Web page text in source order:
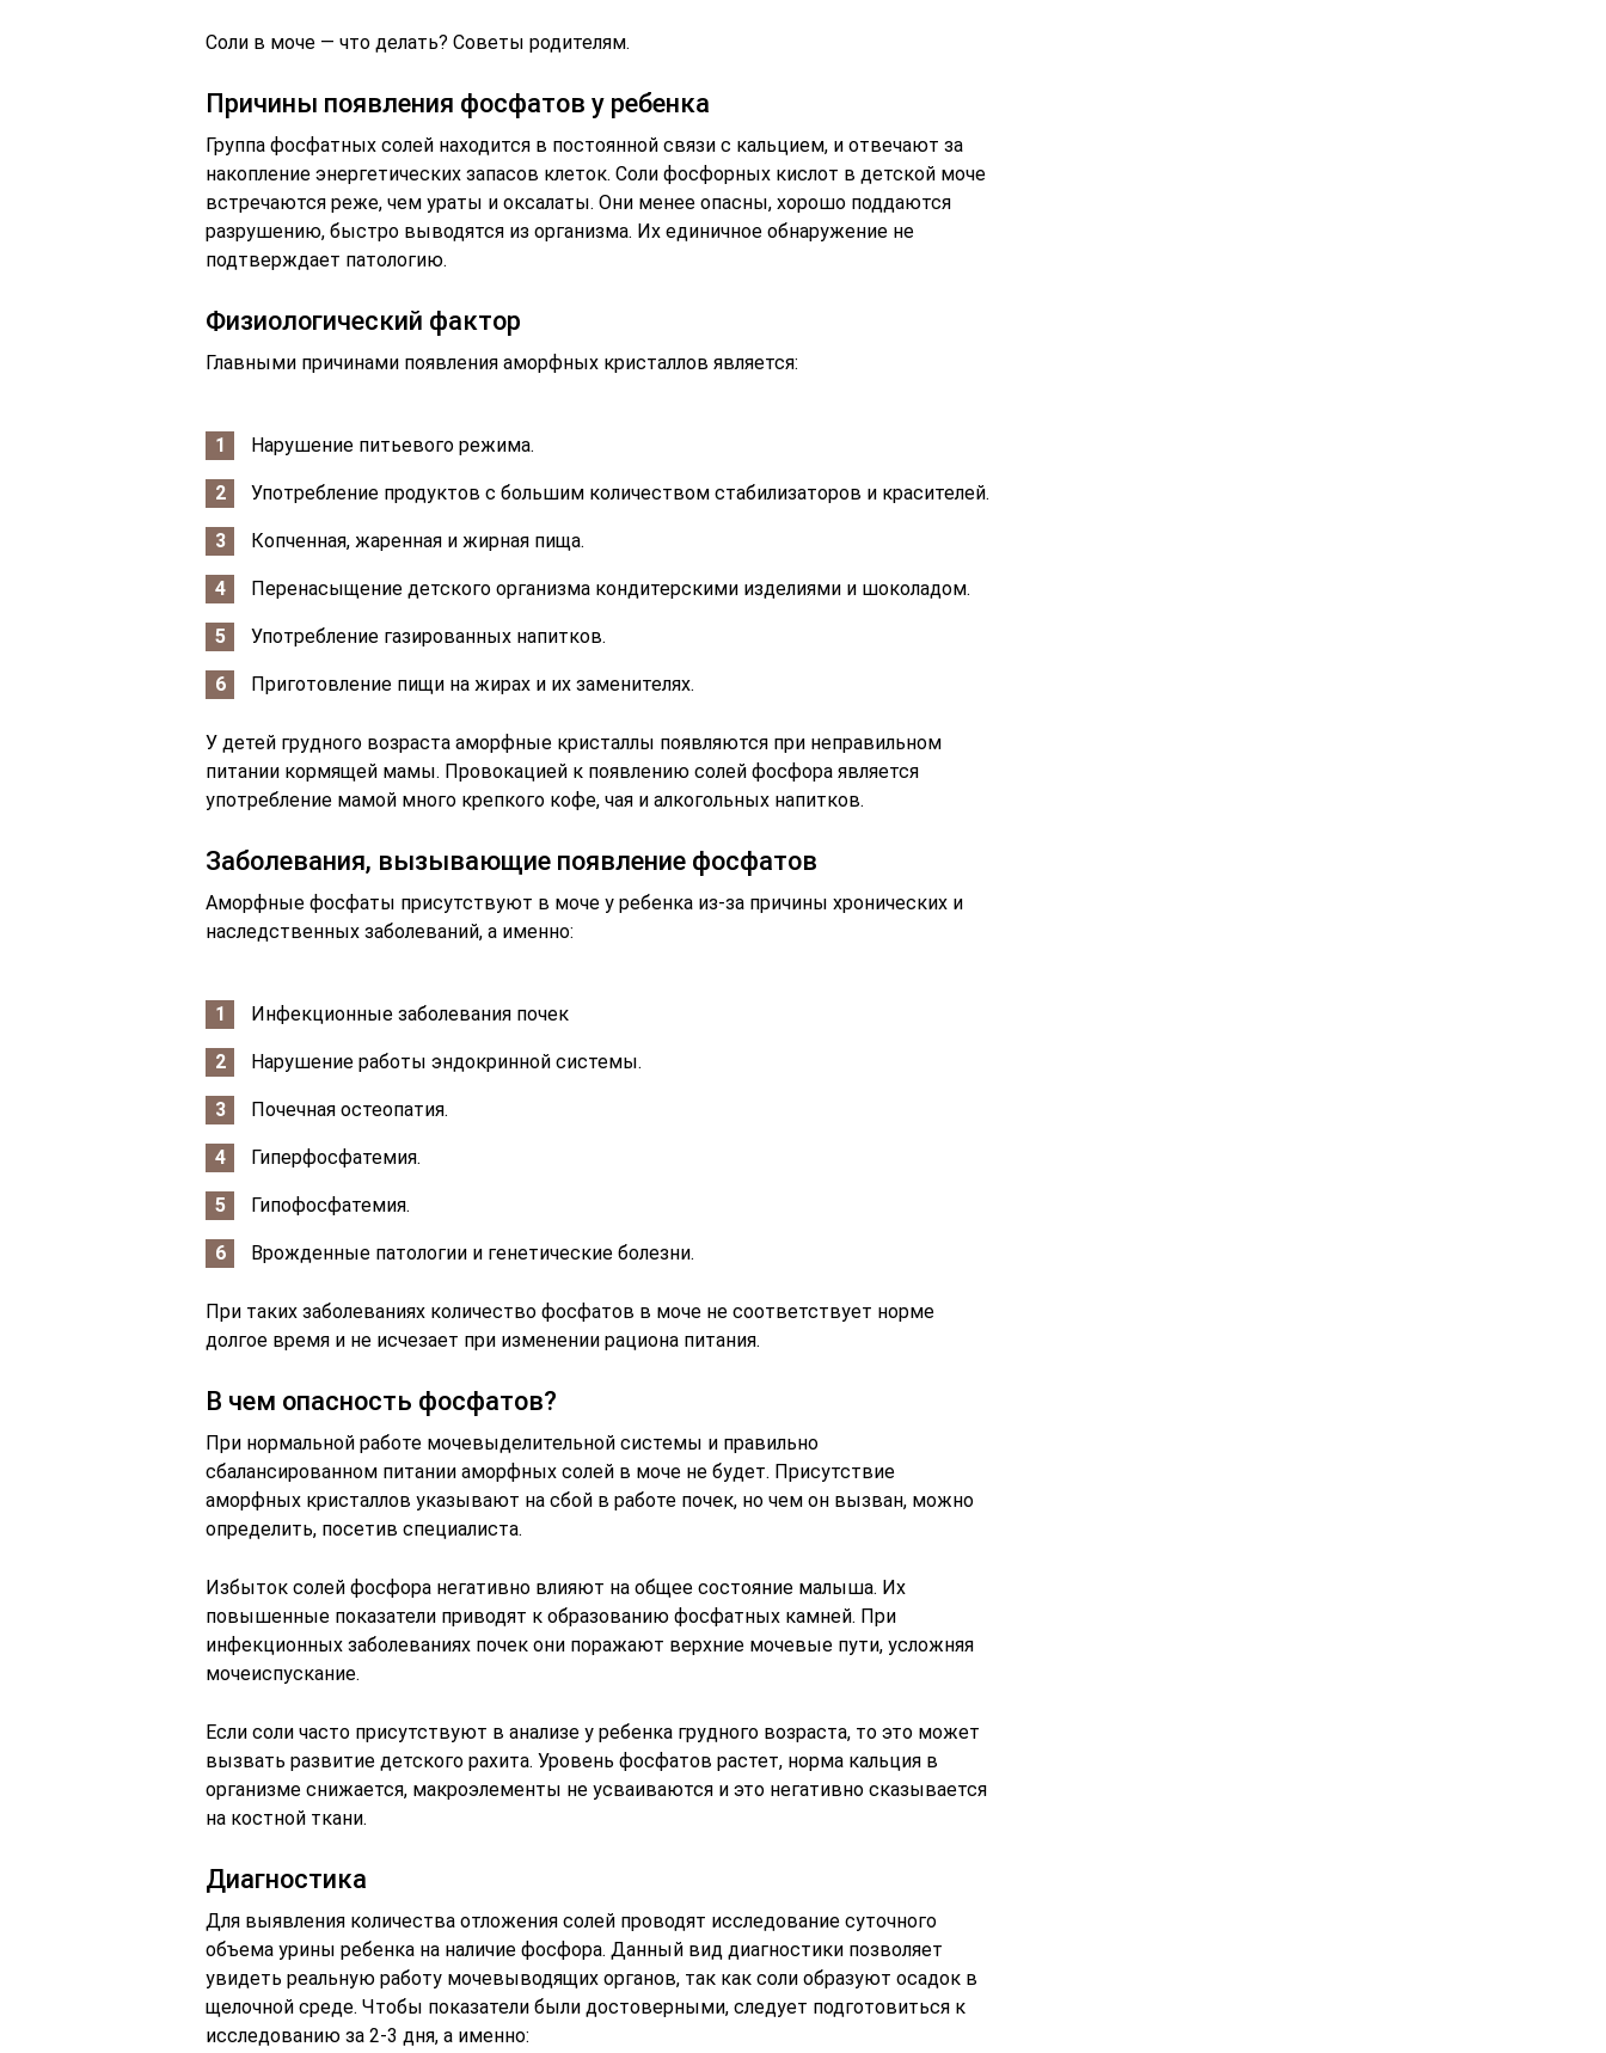
Соли в моче — что делать? Советы родителям.
Причины появления фосфатов у ребенка
Группа фосфатных солей находится в постоянной связи с кальцием, и отвечают за
накопление энергетических запасов клеток. Соли фосфорных кислот в детской моче
встречаются реже, чем ураты и оксалаты. Они менее опасны, хорошо поддаются
разрушению, быстро выводятся из организма. Их единичное обнаружение не
подтверждает патологию.
Физиологический фактор
Главными причинами появления аморфных кристаллов является:
Нарушение питьевого режима.
Употребление продуктов с большим количеством стабилизаторов и красителей.
Копченная, жаренная и жирная пища.
Перенасыщение детского организма кондитерскими изделиями и шоколадом.
Употребление газированных напитков.
Приготовление пищи на жирах и их заменителях.
У детей грудного возраста аморфные кристаллы появляются при неправильном
питании кормящей мамы. Провокацией к появлению солей фосфора является
употребление мамой много крепкого кофе, чая и алкогольных напитков.
Заболевания, вызывающие появление фосфатов
Аморфные фосфаты присутствуют в моче у ребенка из-за причины хронических и
наследственных заболеваний, а именно:
Инфекционные заболевания почек
Нарушение работы эндокринной системы.
Почечная остеопатия.
Гиперфосфатемия.
Гипофосфатемия.
Врожденные патологии и генетические болезни.
При таких заболеваниях количество фосфатов в моче не соответствует норме
долгое время и не исчезает при изменении рациона питания.
В чем опасность фосфатов?
При нормальной работе мочевыделительной системы и правильно
сбалансированном питании аморфных солей в моче не будет. Присутствие
аморфных кристаллов указывают на сбой в работе почек, но чем он вызван, можно
определить, посетив специалиста.
Избыток солей фосфора негативно влияют на общее состояние малыша. Их
повышенные показатели приводят к образованию фосфатных камней. При
инфекционных заболеваниях почек они поражают верхние мочевые пути, усложняя
мочеиспускание.
Если соли часто присутствуют в анализе у ребенка грудного возраста, то это может
вызвать развитие детского рахита. Уровень фосфатов растет, норма кальция в
организме снижается, макроэлементы не усваиваются и это негативно сказывается
на костной ткани.
Диагностика
Для выявления количества отложения солей проводят исследование суточного
объема урины ребенка на наличие фосфора. Данный вид диагностики позволяет
увидеть реальную работу мочевыводящих органов, так как соли образуют осадок в
щелочной среде. Чтобы показатели были достоверными, следует подготовиться к
исследованию за 2-3 дня, а именно: